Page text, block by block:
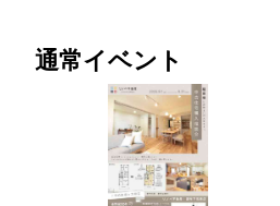
通常イベント